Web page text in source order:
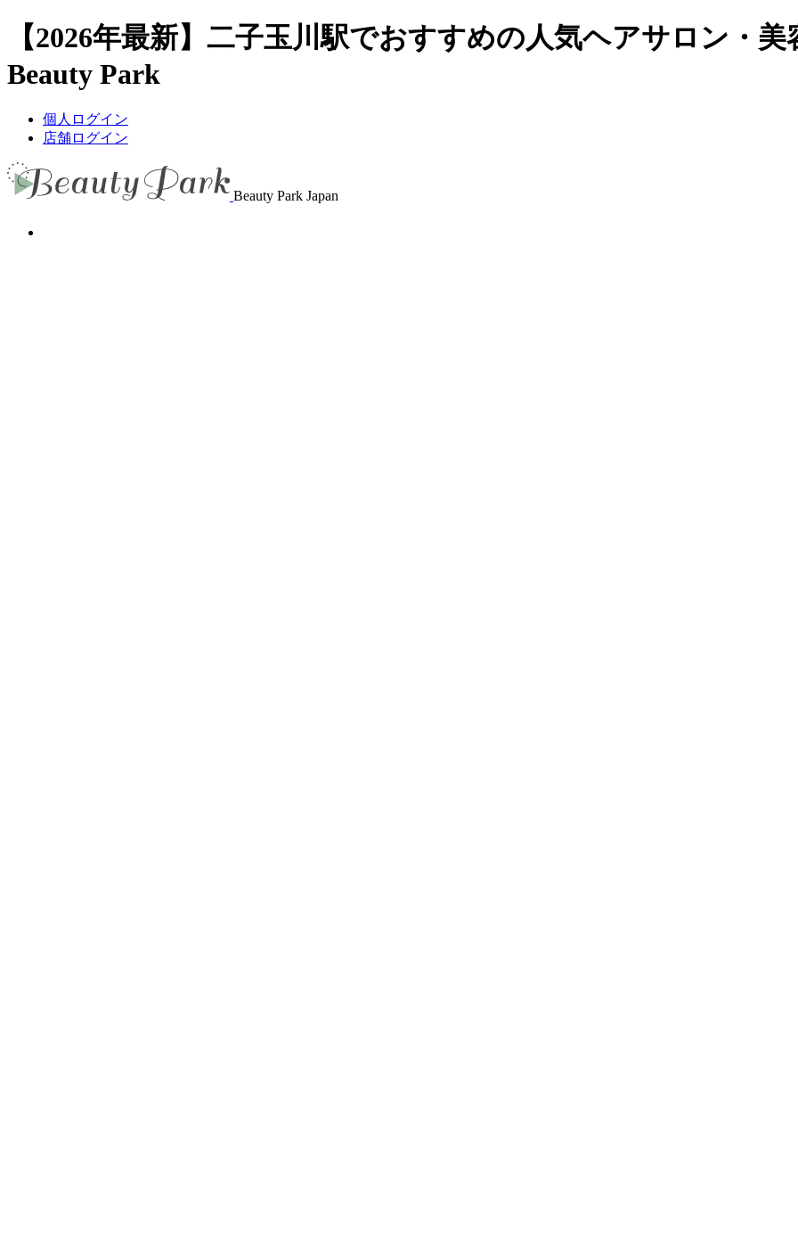
【2026年最新】二子玉川駅でおすすめの人気ヘアサロン・
Beauty Park
個人ログイン
店舗ログイン
Beauty Park Japan